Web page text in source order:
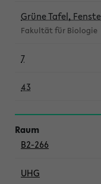
Grüne Tafel,
Fakultät für Biologie
7
43
B2-266
UHG